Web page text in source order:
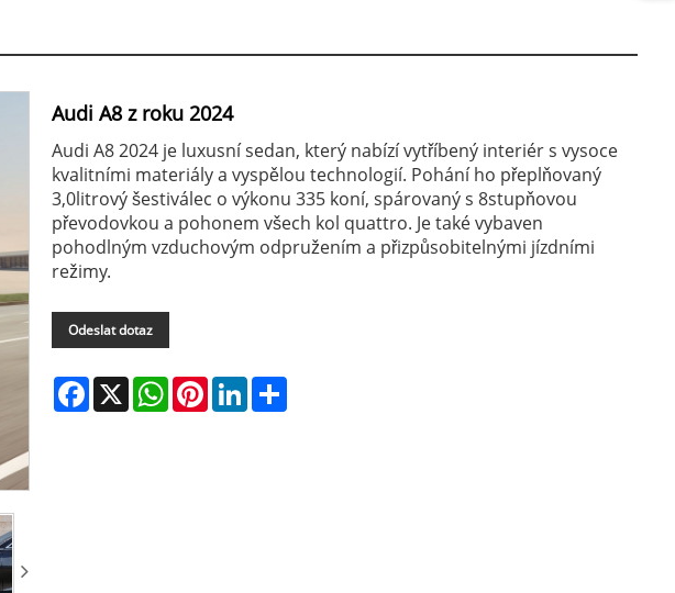
Audi A8 z roku 2024
Audi A8 2024 je luxusní sedan, který nabízí vytříbený interiér s vysoce
kvalitními materiály a vyspělou technologií. Pohání ho přeplňovaný
3,0litrový šestiválec o výkonu 335 koní, spárovaný s 8stupňovou
převodovkou a pohonem všech kol quattro. Je také vybaven
pohodlným vzduchovým odpružením a přizpůsobitelnými jízdními
režimy.
Odeslat dotaz
Facebook
X WhatsApp
PinterestLinkedIn